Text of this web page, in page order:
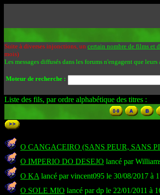
Suite à diverses injonctions, un certain nombre de films et
mois)
Les messages diffusés dans les forums n'engagent que
Moteur de recherche :
Liste des fils, par ordre alphabétique des titres :
O CANGACEIRO (SANS PEUR, SANS
O IMPERIO DO DESEJO lancé par
O KA lancé par vincent095 le 30/08/2017 à
O SOLE MIO lancé par dp le 22/01/2011 à